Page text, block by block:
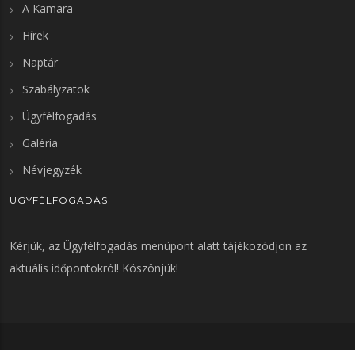
A Kamara
Hírek
Naptár
Szabályzatok
Ügyfélfogadás
Galéria
Névjegyzék
ÜGYFÉLFOGADÁS
Kérjük, az Ügyfélfogadás menüpont alatt tájékozódjon az
aktuális időpontokról! Köszönjük!